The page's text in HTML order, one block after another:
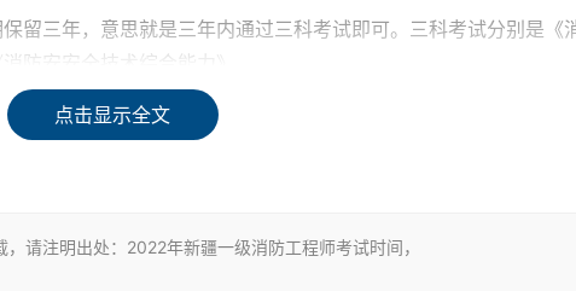
留三年，意思就是三年内通过三科考试即可。三科考试分别是《
防安安全技术综合能力》。
先备考两门，也就是消防安全技术实务、消防安全技术综合能力，
点击显示全文
请注明出处：2022年新疆一级消防工程师考试时间，